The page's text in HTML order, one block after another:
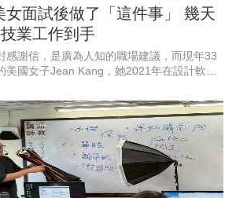
女面試後做了「這件事」 幾天
業工作到手
感謝信，是廣為人知的職場建議，而現年33
美國女子Jean Kang，她2021年在設計軟體